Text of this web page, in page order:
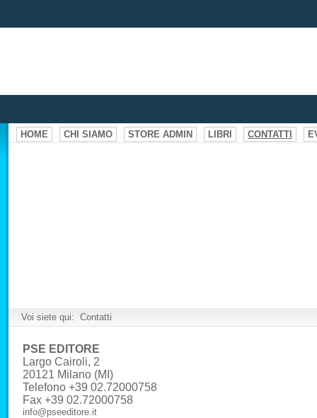
HOME CHI SIAMO STORE ADMIN LIBRI CONTATTI
Voi siete qui: Contatti
PSE EDITORE
Largo Cairoli, 2
20121 Milano (MI)
Telefono +39 02.72000758
Fax +39 02.72000758
info@pseeditore.it